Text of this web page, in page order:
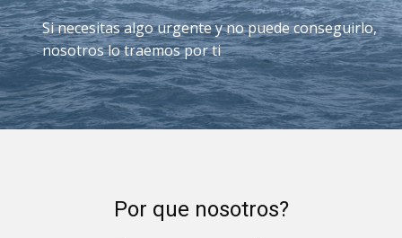
Si necesitas algo urgente y no puede conseguirlo,
nosotros lo traemos por ti
Por que nosotros?